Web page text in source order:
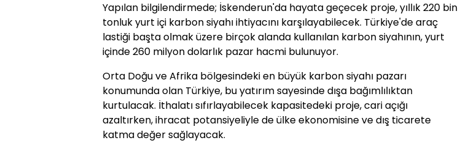
Yapılan bilgilendirmede; İskenderun'da hayata geçecek proje, yıllık 220 bin
tonluk yurt içi karbon siyahı ihtiyacını karşılayabilecek. Türkiye'de araç
lastiği başta olmak üzere birçok alanda kullanılan karbon siyahının, yurt
içinde 260 milyon dolarlık pazar hacmi bulunuyor.
Orta Doğu ve Afrika bölgesindeki en büyük karbon siyahı pazarı
konumunda olan Türkiye, bu yatırım sayesinde dışa bağımlılıktan
kurtulacak. İthalatı sıfırlayabilecek kapasitedeki proje, cari açığı
azaltırken, ihracat potansiyeliyle de ülke ekonomisine ve dış ticarete
katma değer sağlayacak.